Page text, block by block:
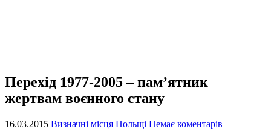
Перехід 1977-2005 – пам’ятник
жертвам воєнного стану
16.03.2015 Визначні місця Польщі Немає коментарів